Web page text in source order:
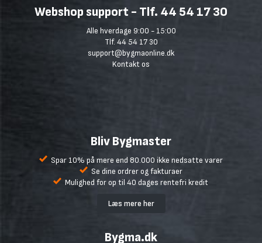
Webshop support - Tlf. 44 54 17 30
Alle hverdage 9:00 - 15:00
Tlf. 44 54 17 30
support@bygmaonline.dk
Kontakt os
Bliv Bygmaster
Spar 10% på mere end 80.000 ikke nedsatte varer
Se dine ordrer og fakturaer
Mulighed for op til 40 dages rentefri kredit
Læs mere her
Bygma.dk